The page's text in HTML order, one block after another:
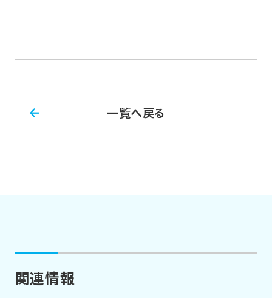
一覧へ戻る
関連情報